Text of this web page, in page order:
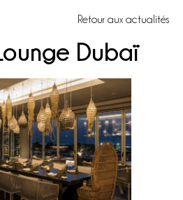
Retour aux actualités
Dubaï